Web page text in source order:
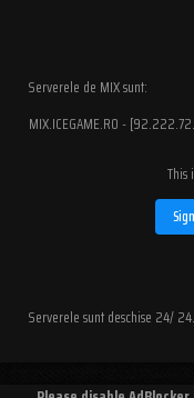
Serverele de MIX sunt:
MIX.ICEGAME.RO -
This
Serverele sunt deschise 24/ 24.